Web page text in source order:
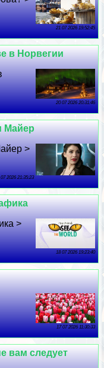
21 07 2026 19:52:45
в Норвегии
20 07 2026 20:31:46
Майер
>
2026 21:35:23
>
18 07 2026 19:23:40
17 07 2026 11:30:33
вам следует